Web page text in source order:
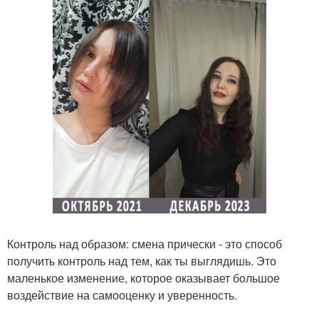
Контроль над образом: смена прически - это способ
получить контроль над тем, как ты выглядишь. Это
маленькое изменение, которое оказывает большое
воздействие на самооценку и уверенность.